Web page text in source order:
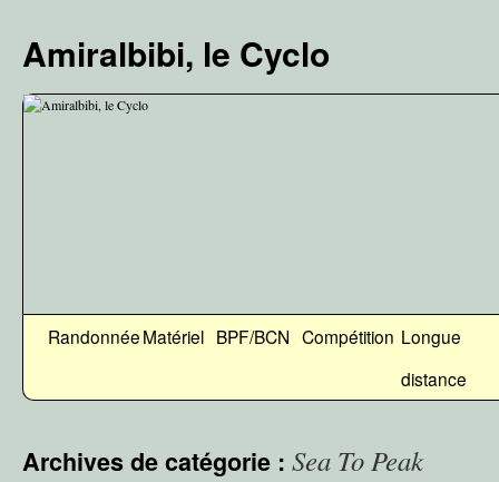
contenu
Amiralbibi, le Cyclo
RandonnéeMatériel BPF/BCN Compétition Longue
distance
Archives de catégorie : Sea To Peak